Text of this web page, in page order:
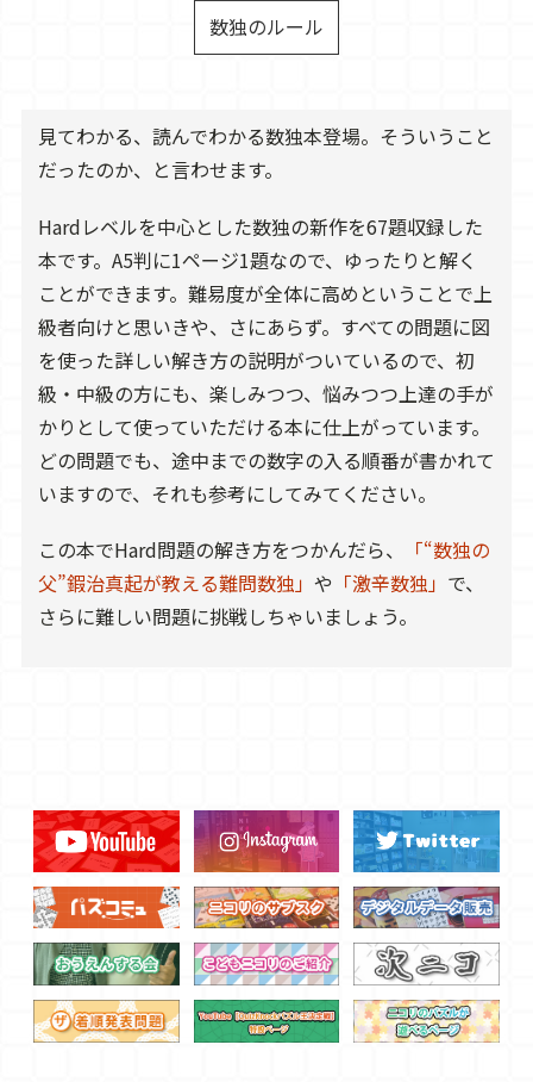
数独のルール
見てわかる、読んでわかる数独本登場。そういうこと
だったのか、と言わせます。
Hardレベルを中心とした数独の新作を67題収録した
本です。A5判に1ページ1題なので、ゆったりと解く
ことができます。難易度が全体に高めということで上
級者向けと思いきや、さにあらず。すべての問題に図
を使った詳しい解き方の説明がついているので、初
級・中級の方にも、楽しみつつ、悩みつつ上達の手が
かりとして使っていただける本に仕上がっています。
どの問題でも、途中までの数字の入る順番が書かれて
いますので、それも参考にしてみてください。
この本でHard問題の解き方をつかんだら、
「“数独の
父”鍜治真起が教える難問数独」 や 「激辛数独」 で、
さらに難しい問題に挑戦しちゃいましょう。